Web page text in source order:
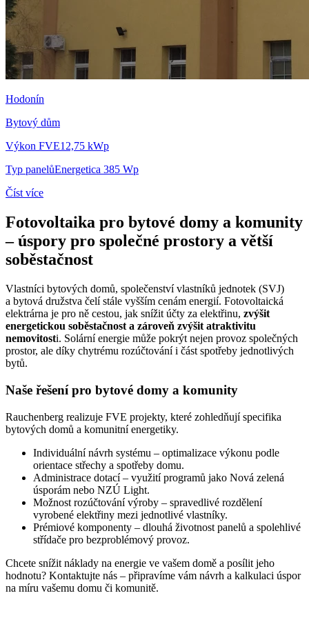
Hodonín
Bytový dům
Výkon FVE12,75 kWp
Typ panelůEnergetica 385 Wp
Číst více
Fotovoltaika pro bytové domy a komunity
– úspory pro společné prostory a větší
soběstačnost
Vlastníci bytových domů, společenství vlastníků jednotek (SVJ)
a bytová družstva čelí stále vyšším cenám energií. Fotovoltaická
elektrárna je pro ně cestou, jak snížit účty za elektřinu, zvýšit
energetickou soběstačnost a zároveň zvýšit atraktivitu
nemovitosti. Solární energie může pokrýt nejen provoz společných
prostor, ale díky chytrému rozúčtování i část spotřeby jednotlivých
bytů.
Naše řešení pro bytové domy a komunity
Rauchenberg realizuje FVE projekty, které zohledňují specifika
bytových domů a komunitní energetiky.
Individuální návrh systému – optimalizace výkonu podle
orientace střechy a spotřeby domu.
Administrace dotací – využití programů jako Nová zelená
úsporám nebo NZÚ Light.
Možnost rozúčtování výroby – spravedlivé rozdělení
vyrobené elektřiny mezi jednotlivé vlastníky.
Prémiové komponenty – dlouhá životnost panelů a spolehlivé
střídače pro bezproblémový provoz.
Chcete snížit náklady na energie ve vašem domě a posílit jeho
hodnotu? Kontaktujte nás – připravíme vám návrh a kalkulaci úspor
na míru vašemu domu či komunitě.